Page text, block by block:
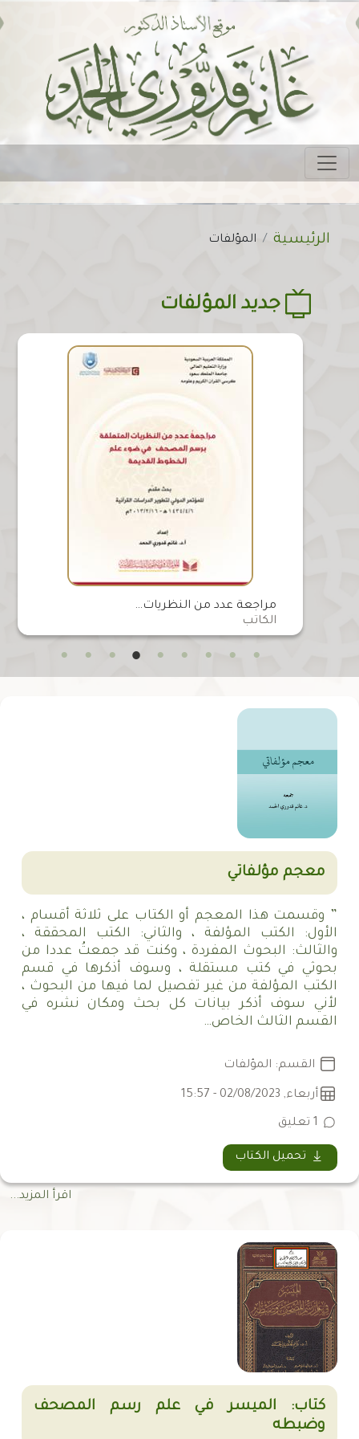
Main navigation
مسار التنقل
الرئيسية المؤلفات
جديد المؤلفات
كتاب: علم الكتابة العربية
معجم مؤلفاتي
” وقسمت هذا المعجم أو الكتاب على ثلاثة أقسام ،
الأول: الكتب المؤلفة ، والثاني: الكتب المحققة ،
والثالث: البحوث المفردة ، وكنت قد جمعتُ عددا من
بحوثي في كتب مستقلة ، وسوف أذكرها في قسم
الكتب المؤلفة من غير تفصيل لما فيها من البحوث ،
لأني سوف أذكر بيانات كل بحث ومكان نشره في
القسم الثالث الخاص…
القسم: المؤلفات
أربعاء, 02/08/2023 - 15:57
تحميل الكتاب
اقرأ المزيد...
كتاب: الميسر في علم رسم المصحف
وضبطه